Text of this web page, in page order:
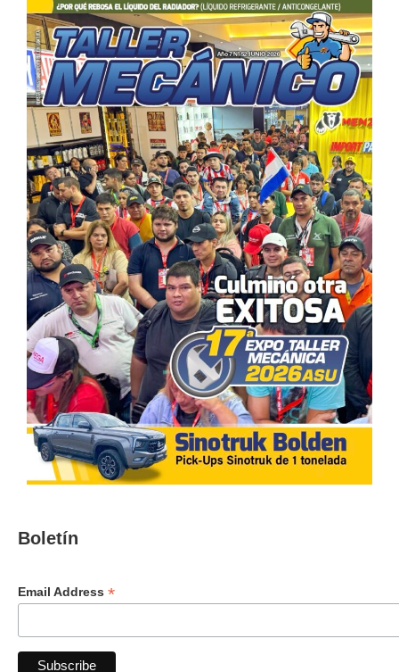
Boletín
Email Address *